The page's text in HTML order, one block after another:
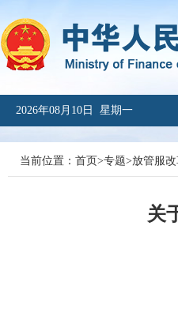
2026年08月10日 星期一
当前位置： 首页>专题>放管服
关